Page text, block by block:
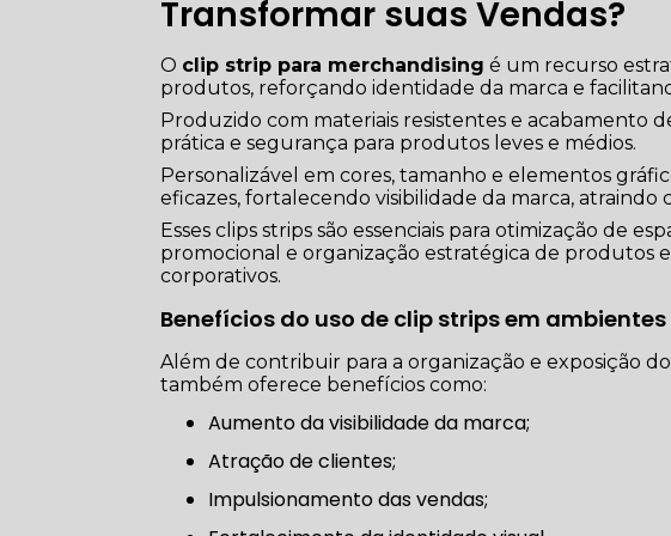
Transformar suas Vendas?
O clip strip para merchandising é um recurso
produtos, reforçando identidade da marca e
Produzido com materiais resistentes e acabamento
prática e segurança para produtos leves e médios.
Personalizável em cores, tamanho e elementos
eficazes, fortalecendo visibilidade da marca,
Esses clips strips são essenciais para otimização de
promocional e organização estratégica de produtos
corporativos.
Benefícios do uso de clip strips em
Além de contribuir para a organização e exposição
também oferece benefícios como:
Aumento da visibilidade da marca;
Atração de clientes;
Impulsionamento das vendas;